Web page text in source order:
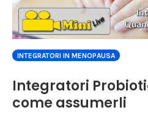
INTEGRATORI IN MENOPAUSA
Integratori
come assumerli